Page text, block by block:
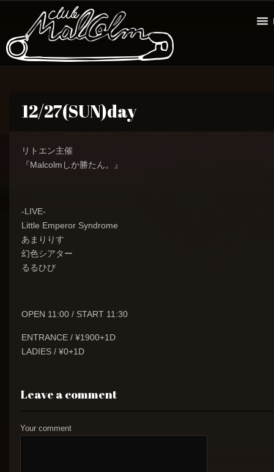
12/27(SUN)day
リトエン主催
『Malcolmしか勝たん。』
-LIVE-
Little Emperor Syndrome
あまりりす
幻色シアター
るるひび
OPEN 11:00 / START 11:30
ENTRANCE / ¥1900+1D
LADIES / ¥0+1D
Leave a comment
Your comment